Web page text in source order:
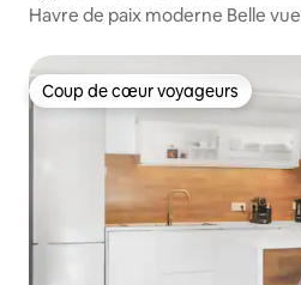
Havre de paix moderne Belle vue
Coup de cœur voyageurs
Coup de cœur voyageurs